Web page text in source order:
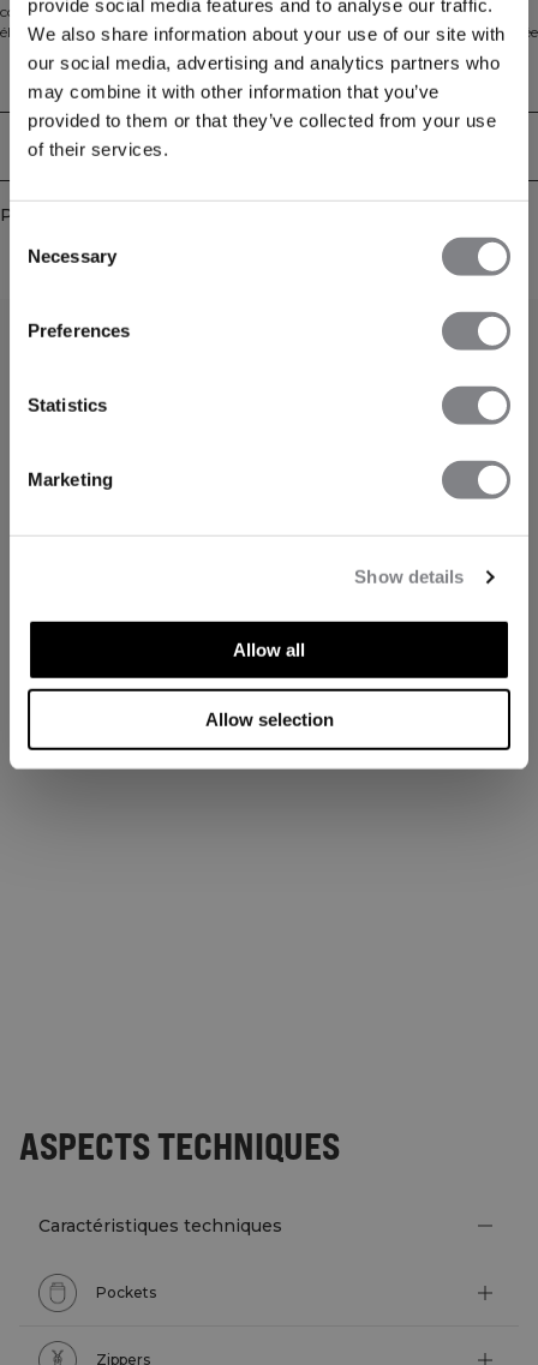
provide social media features and to analyse our traffic.
We also share information about your use of our site with
our social media, advertising and analytics partners who
may combine it with other information that you’ve
provided to them or that they’ve collected from your use
of their services.
Selection
Necessary
Preferences
Statistics
Marketing
Show details
Allow all
Allow selection
contemporaine. Conçue dans une coupe regular, elle présente une taille
élastique, des manches larges avec poignets élastiques et une fermeture zippée
centrale. Deux poches pour les mains et un passepoil contrasté ajoutent style
et fonctionnalité, tandis que le tissu extensible dans les 4 directions avec des
propriétés d'évacuation de l'humidité élevées et une doublure en mesh vous
garde confortable et au sec pendant vos entraînements.
Aspects techniques
Livraison & retours
Produits similaires
ASPECTS TECHNIQUES
Caractéristiques techniques
Pockets
Zippers